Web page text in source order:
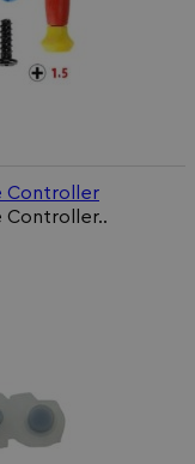
Controller
Controller..